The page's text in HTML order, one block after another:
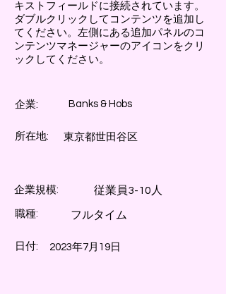
キストフィールドに接続されています。
ダブルクリックしてコンテンツを追加し
てください。左側にある追加パネルのコ
ンテンツマネージャーのアイコンをクリ
ックしてください。
企業: Banks & Hobs
所在地: 東京都世田谷区
企業規模: 従業員3-10人
職種: フルタイム
日付: 2023年7月19日